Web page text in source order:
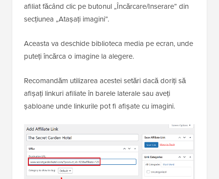
afiliat făcând clic pe butonul „Încărcare/Inserare” din
secțiunea „Atașați imagini”.
Aceasta va deschide biblioteca media pe ecran, unde
puteți încărca o imagine la alegere.
Recomandăm utilizarea acestei setări dacă doriți să
afișați linkuri afiliate în barele laterale sau aveți
șabloane unde linkurile pot fi afișate cu imagini.